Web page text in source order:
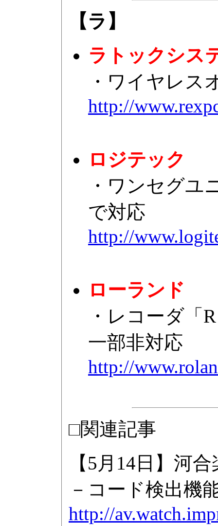
【ラ】
ラトックシス
・ワイヤレス
http://
ロジテック
・ワンセグユ
で対応
http://
ローランド
・レコーダ「
一部非対応
http://
□関連記事
【5月14日】河
－コード検出機
http://